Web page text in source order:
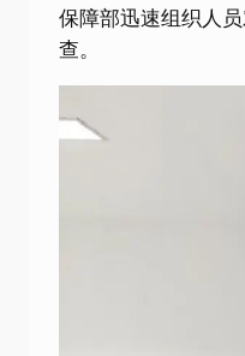
保障部迅速组织人
查。